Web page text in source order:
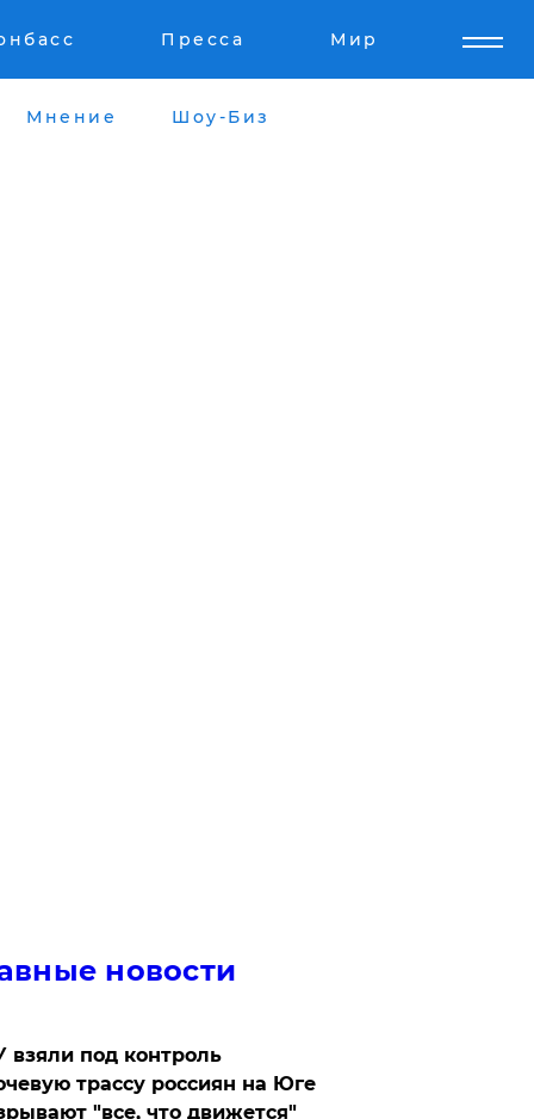
Пресса Мир
Мнение Шоу-Биз
новости
взяли под контроль
трассу россиян на Юге
"все, что движется"